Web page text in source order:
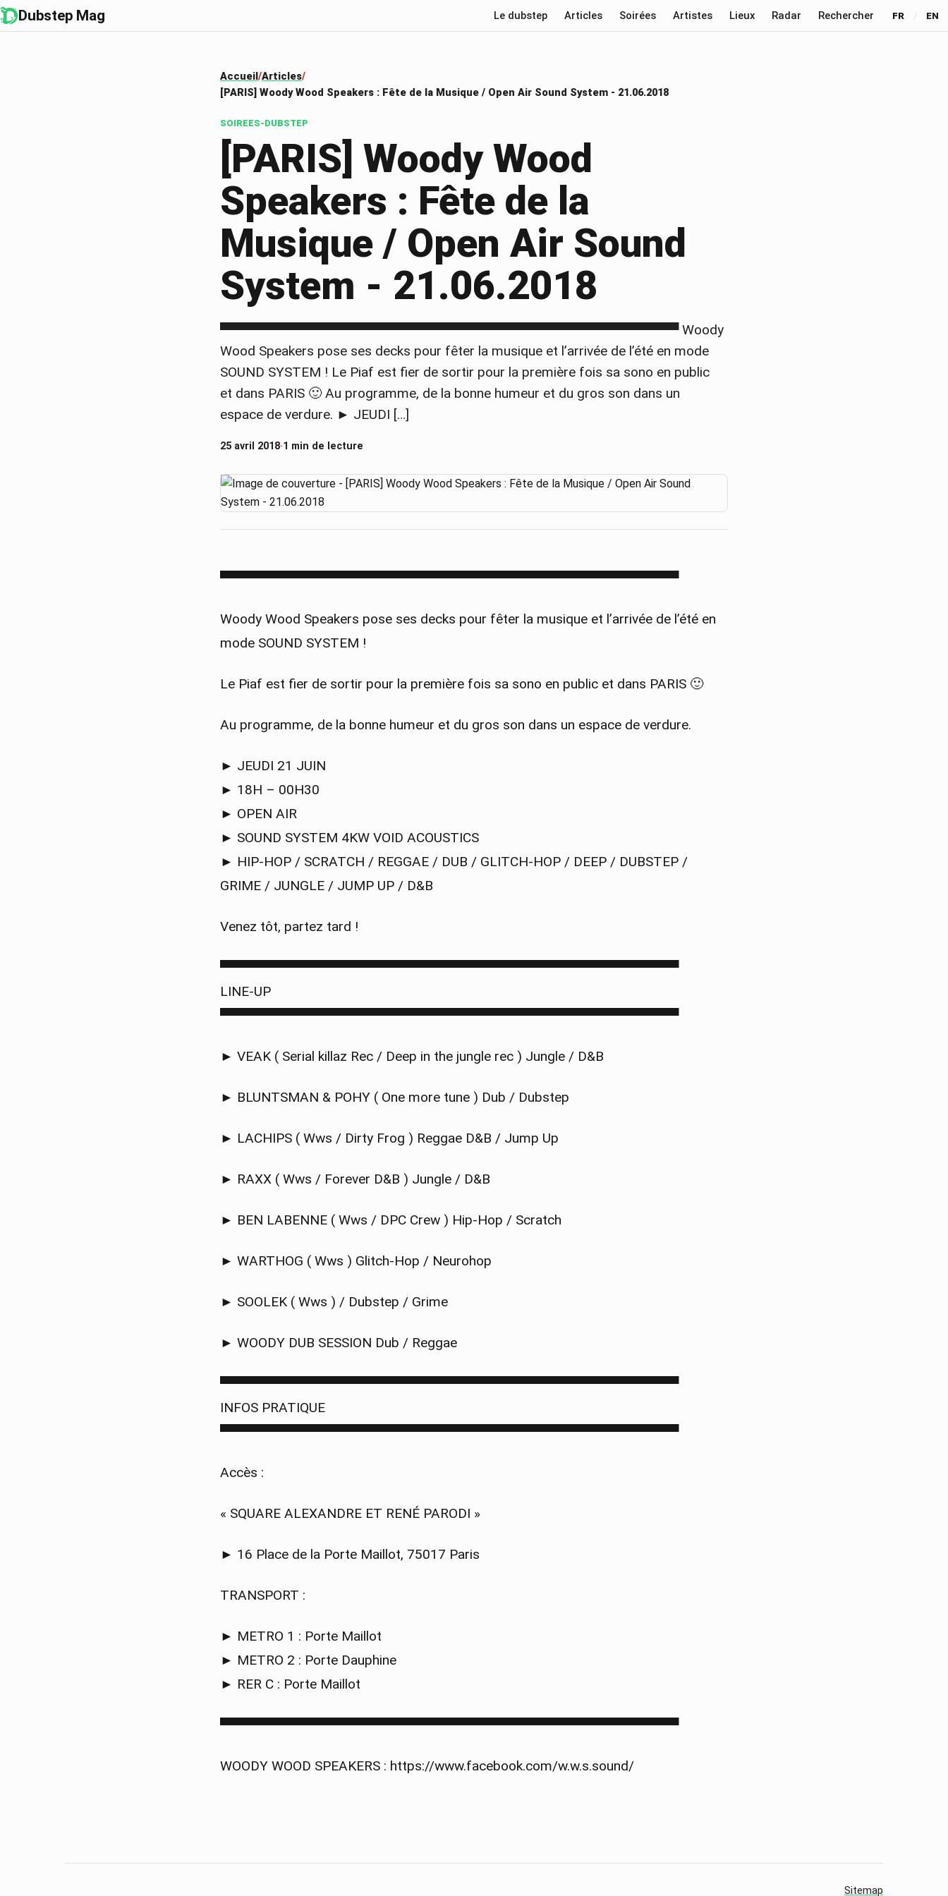
Dubstep Mag Le dubstep Articles Soirées Artistes Lieux Radar Rechercher FR / EN
Accueil Articles
[PARIS] Woody Wood Speakers : Fête de la Musique / Open Air Sound System - 21.06.2018
SOIREES-DUBSTEP
[PARIS] Woody Wood
Speakers : Fête de la
Musique / Open Air Sound
System - 21.06.2018
▀▀▀▀▀▀▀▀▀▀▀▀▀▀▀▀▀▀▀▀▀▀▀▀▀▀▀▀▀▀▀▀▀▀▀▀▀▀▀▀▀▀▀▀▀▀▀▀▀▀ Woody
Wood Speakers pose ses decks pour fêter la musique et l’arrivée de l’été en mode
SOUND SYSTEM ! Le Piaf est fier de sortir pour la première fois sa sono en public
et dans PARIS 🙂 Au programme, de la bonne humeur et du gros son dans un
espace de verdure. ► JEUDI […]
25 avril 2018·1 min de lecture
▀▀▀▀▀▀▀▀▀▀▀▀▀▀▀▀▀▀▀▀▀▀▀▀▀▀▀▀▀▀▀▀▀▀▀▀▀▀▀▀▀▀▀▀▀▀▀▀▀▀
Woody Wood Speakers pose ses decks pour fêter la musique et l’arrivée de l’été en
mode SOUND SYSTEM !
Le Piaf est fier de sortir pour la première fois sa sono en public et dans PARIS 🙂
Au programme, de la bonne humeur et du gros son dans un espace de verdure.
► JEUDI 21 JUIN
► 18H – 00H30
► OPEN AIR
► SOUND SYSTEM 4KW VOID ACOUSTICS
► HIP-HOP / SCRATCH / REGGAE / DUB / GLITCH-HOP / DEEP / DUBSTEP /
GRIME / JUNGLE / JUMP UP / D&B
Venez tôt, partez tard !
▀▀▀▀▀▀▀▀▀▀▀▀▀▀▀▀▀▀▀▀▀▀▀▀▀▀▀▀▀▀▀▀▀▀▀▀▀▀▀▀▀▀▀▀▀▀▀▀▀▀
LINE-UP
▀▀▀▀▀▀▀▀▀▀▀▀▀▀▀▀▀▀▀▀▀▀▀▀▀▀▀▀▀▀▀▀▀▀▀▀▀▀▀▀▀▀▀▀▀▀▀▀▀▀
► VEAK ( Serial killaz Rec / Deep in the jungle rec ) Jungle / D&B
► BLUNTSMAN & POHY ( One more tune ) Dub / Dubstep
► LACHIPS ( Wws / Dirty Frog ) Reggae D&B / Jump Up
► RAXX ( Wws / Forever D&B ) Jungle / D&B
► BEN LABENNE ( Wws / DPC Crew ) Hip-Hop / Scratch
► WARTHOG ( Wws ) Glitch-Hop / Neurohop
► SOOLEK ( Wws ) / Dubstep / Grime
► WOODY DUB SESSION Dub / Reggae
▀▀▀▀▀▀▀▀▀▀▀▀▀▀▀▀▀▀▀▀▀▀▀▀▀▀▀▀▀▀▀▀▀▀▀▀▀▀▀▀▀▀▀▀▀▀▀▀▀▀
INFOS PRATIQUE
▀▀▀▀▀▀▀▀▀▀▀▀▀▀▀▀▀▀▀▀▀▀▀▀▀▀▀▀▀▀▀▀▀▀▀▀▀▀▀▀▀▀▀▀▀▀▀▀▀▀
Accès :
« SQUARE ALEXANDRE ET RENÉ PARODI »
► 16 Place de la Porte Maillot, 75017 Paris
TRANSPORT :
► METRO 1 : Porte Maillot
► METRO 2 : Porte Dauphine
► RER C : Porte Maillot
▀▀▀▀▀▀▀▀▀▀▀▀▀▀▀▀▀▀▀▀▀▀▀▀▀▀▀▀▀▀▀▀▀▀▀▀▀▀▀▀▀▀▀▀▀▀▀▀▀▀
WOODY WOOD SPEAKERS : https://www.facebook.com/w.w.s.sound/
Sitemap